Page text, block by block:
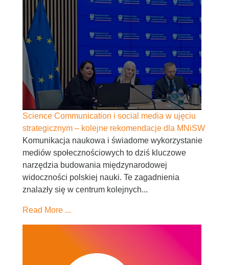
Science Communication i social media w ujęciu
strategicznym – kolejne rekomendacje dla MNiSW
Komunikacja naukowa i świadome wykorzystanie
mediów społecznościowych to dziś kluczowe
narzędzia budowania międzynarodowej
widoczności polskiej nauki. Te zagadnienia
znalazły się w centrum kolejnych...
Read More ...